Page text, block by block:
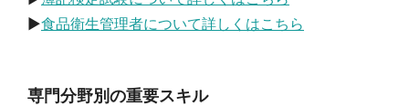
▶︎食品衛生管理者について詳しくはこちら
専門分野別の重要スキル